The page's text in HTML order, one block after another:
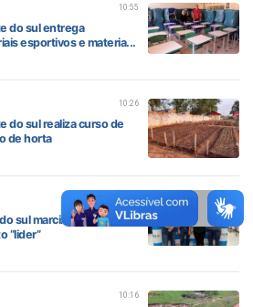
10:55
do sul entrega
esportivos e materia...
10:26
do sul realiza curso de
de horta
09:07
sul marcilio alvaro
“lider”
10:16